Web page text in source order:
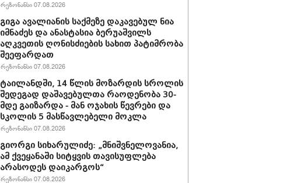
რეზონანსი 07.08.2026
გიგა ავალიანის საქმეზე დაკავებულ ნია
იმნაძეს და ანასტასია ბერუაშვილს
აღკვეთის ღონისძიების სახით პატიმრობა
შეეფარდათ
რეზონანსი 07.08.2026
ტაილანდში, 14 წლის მოზარდის სროლის
შედეგად დაშავებულთა რაოდენობა 30-
მდე გაიზარდა - მან ოჯახის წევრები და
სკოლის 5 მასწავლებელი მოკლა
რეზონანსი 07.08.2026
გიორგი სიხარულიძე: „მნიშვნელოვანია,
ამ ქვეყანაში სიტყვის თავისუფლება
არასოდეს დაიკარგოს“
რეზონანსი 07.08.2026